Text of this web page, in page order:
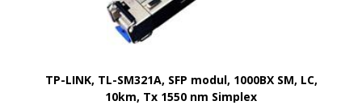
TP-LINK, TL-SM321A, SFP modul, 1000BX SM, LC,
10km, Tx 1550 nm Simplex